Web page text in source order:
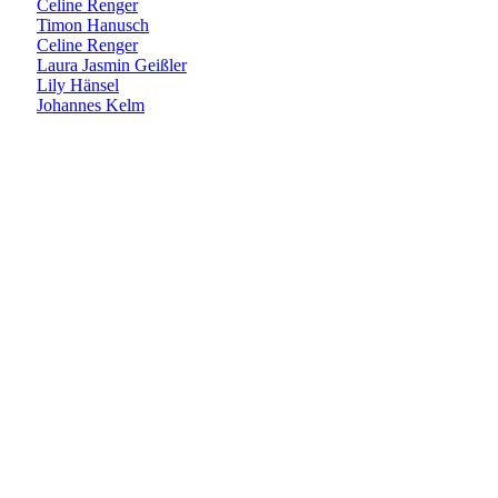
Celine Renger
Timon Hanusch
Celine Renger
Laura Jasmin Geißler
Lily Hänsel
Johannes Kelm